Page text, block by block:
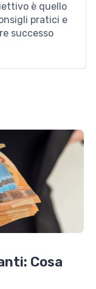
è quello
pratici e
successo
Cosa